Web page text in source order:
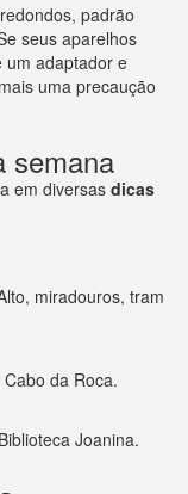
padrão
seus aparelhos
um adaptador e
uma precaução
semana
em diversas dicas
miradouros, tram
da Roca.
Joanina.